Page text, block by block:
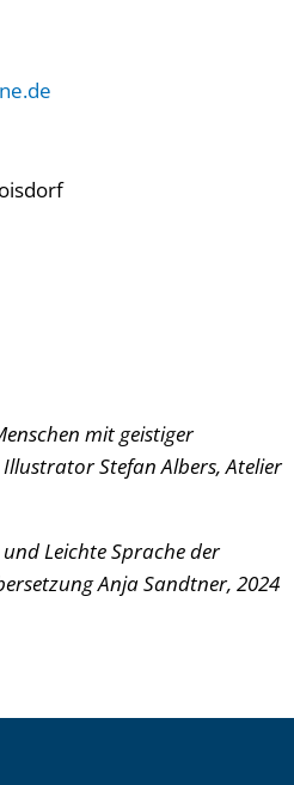
mit geistiger
Stefan Albers, Atelier
Leichte Sprache der
Anja Sandtner, 2024